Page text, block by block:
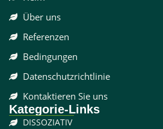
Über uns
Referenzen
Bedingungen
Datenschutzrichtlinie
Kontaktieren Sie uns
Kategorie-Links
DISSOZIATIV